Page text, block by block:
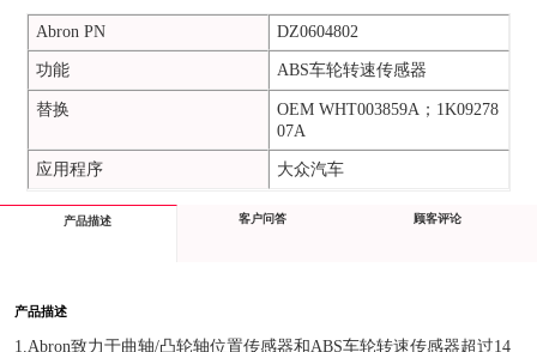
Abron PN
DZ0604802
功能
ABS车轮转速传感器
替换
OEM WHT003859A；1K09278
07A
应用程序
大众汽车
产品描述 客户问答 顾客评论
产品描述
1.Abron致力于曲轴/凸轮轴位置传感器和ABS车轮转速传感器超过14